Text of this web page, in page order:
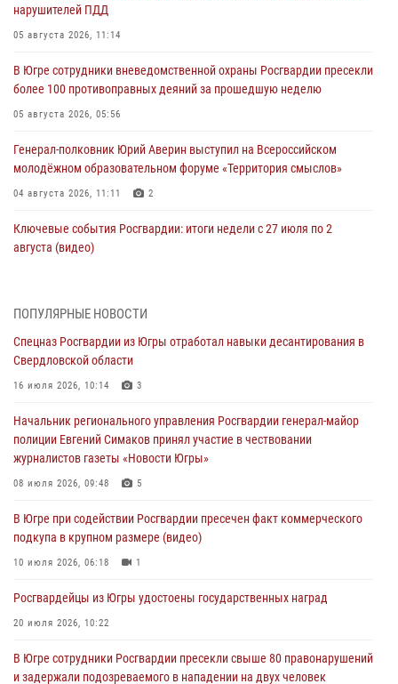
нарушителей ПДД
05 августа 2026, 11:14
В Югре сотрудники вневедомственной охраны Росгвардии пресекли
более 100 противоправных деяний за прошедшую неделю
05 августа 2026, 05:56
Генерал-полковник Юрий Аверин выступил на Всероссийском
молодёжном образовательном форуме «Территория смыслов»
04 августа 2026, 11:11 2
Ключевые события Росгвардии: итоги недели с 27 июля по 2
августа (видео)
Сотрудник Росгвардии из Югры спас ребёнка от нападения дикой
04 августа 2026, 06:17 1
Росгвардия обеспечила безопасность открытия Всероссийских
столице Югры
03 августа 2026, 09:21
Росгвардия противодействует БПЛА ВСУ на южном направлении
03 августа 2026, 05:29
«Росгвардия. Вехи истории»: специальные моторизованные части
02 августа 2026, 10:59 1
ПОПУЛЯРНЫЕ НОВОСТИ
Спецназ Росгвардии из Югры отработал навыки десантирования в
Свердловской области
16 июля 2026, 10:14 3
Начальник регионального управления Росгвардии генерал-майор
полиции Евгений Симаков принял участие в чествовании
журналистов газеты «Новости Югры»
08 июля 2026, 09:48 5
В Югре при содействии Росгвардии пресечен факт коммерческого
подкупа в крупном размере (видео)
10 июля 2026, 06:18 1
Росгвардейцы из Югры удостоены государственных наград
20 июля 2026, 10:22
В Югре сотрудники Росгвардии пресекли свыше 80 правонарушений
и задержали подозреваемого в нападении на двух человек